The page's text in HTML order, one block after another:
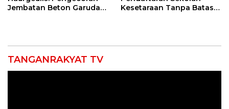
Jembatan Beton Garuda
Kesetaraan Tanpa Batas
TANGANRAKYAT TV